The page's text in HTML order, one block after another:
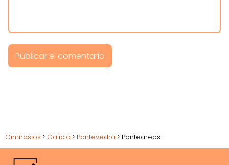
Gimnasios Galicia Pontevedra Ponteareas